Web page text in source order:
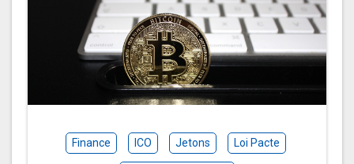
Finance ICO Jetons Loi Pacte